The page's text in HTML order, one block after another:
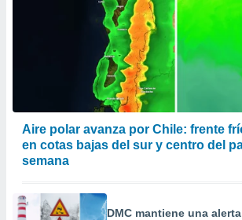
Aire polar avanza por Chile: frente
en cotas bajas del sur y centro del
semana
DMC mantiene una